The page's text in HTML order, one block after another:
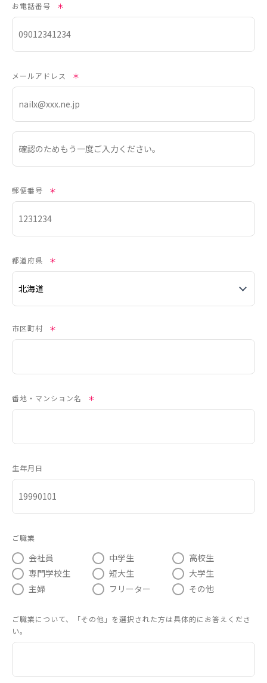
お電話番号 ＊
メールアドレス ＊
郵便番号 ＊
都道府県 ＊
市区町村 ＊
番地・マンション名 ＊
生年月日
ご職業
会社員 中学生
高校生
専門学校生
短大生
大学生
主婦
フリーター その他
ご職業について、「その他」を選択された方は具体的にお答えくださ
い。